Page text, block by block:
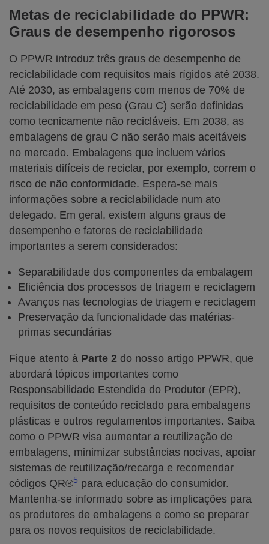
Metas de reciclabilidade do PPWR:
Graus de desempenho rigorosos
O PPWR introduz três graus de desempenho de
reciclabilidade com requisitos mais rígidos até 2038.
Até 2030, as embalagens com menos de 70% de
reciclabilidade em peso (Grau C) serão definidas
como tecnicamente não recicláveis. Em 2038, as
embalagens de grau C não serão mais aceitáveis
no mercado. Embalagens que incluem vários
materiais difíceis de reciclar, por exemplo, correm o
risco de não conformidade. Espera-se mais
informações sobre a reciclabilidade num ato
delegado. Em geral, existem alguns graus de
desempenho e fatores de reciclabilidade
importantes a serem considerados:
Separabilidade dos componentes da embalagem
Eficiência dos processos de triagem e reciclagem
Avanços nas tecnologias de triagem e reciclagem
Preservação da funcionalidade das matérias-
primas secundárias
Fique atento à Parte 2 do nosso artigo PPWR, que
abordará tópicos importantes como
Responsabilidade Estendida do Produtor (EPR),
requisitos de conteúdo reciclado para embalagens
plásticas e outros regulamentos importantes. Saiba
como o PPWR visa aumentar a reutilização de
embalagens, minimizar substâncias nocivas, apoiar
sistemas de reutilização/recarga e recomendar
códigos QR®5 para educação do consumidor.
Mantenha-se informado sobre as implicações para
os produtores de embalagens e como se preparar
para os novos requisitos de reciclabilidade.